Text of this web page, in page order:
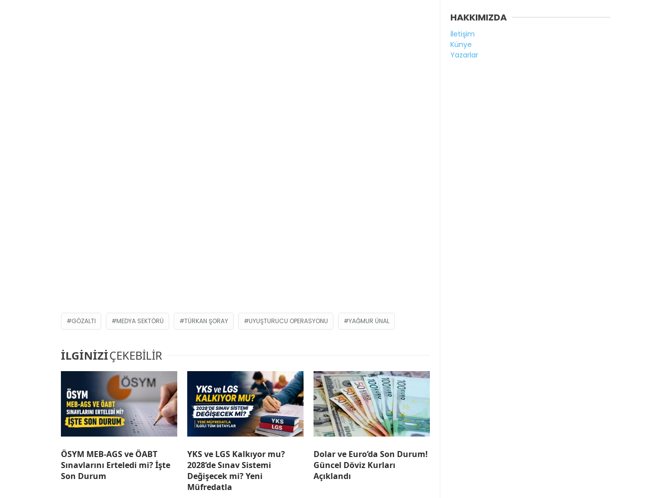
GÖZALTI MEDYA SEKTÖRÜ TÜRKAN ŞORAY UYUŞTURUCU OPERASYONU YAĞMUR ÜNAL
İLGİNİZİÇEKEBİLİR
ÖSYM MEB-AGS ve ÖABT
Sınavlarını Erteledi mi? İşte
Son Durum
YKS ve LGS Kalkıyor mu?
2028’de Sınav Sistemi
Değişecek mi? Yeni
Müfredatla
Dolar ve Euro’da Son Durum!
Güncel Döviz Kurları
Açıklandı
HAKKIMIZDA
İletişim
Künye
Yazarlar